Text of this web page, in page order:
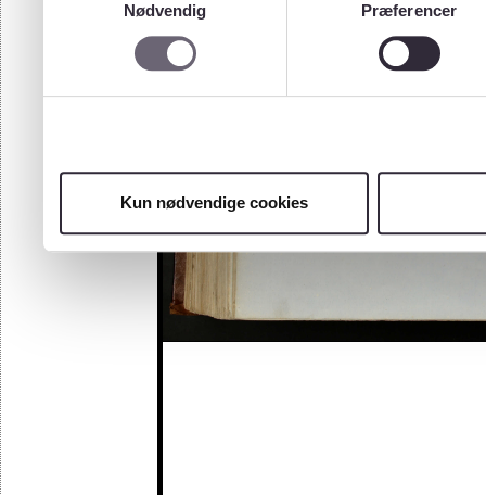
Nødvendig
Præferencer
Kun nødvendige cookies